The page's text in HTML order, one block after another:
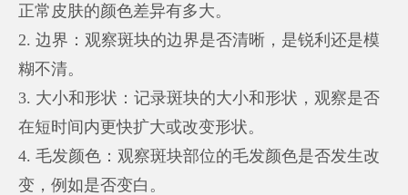
正常皮肤的颜色差异有多大。
2. 边界：观察斑块的边界是否清晰，是锐利还是模
糊不清。
3. 大小和形状：记录斑块的大小和形状，观察是否
在短时间内更快扩大或改变形状。
4. 毛发颜色：观察斑块部位的毛发颜色是否发生改
变，例如是否变白。